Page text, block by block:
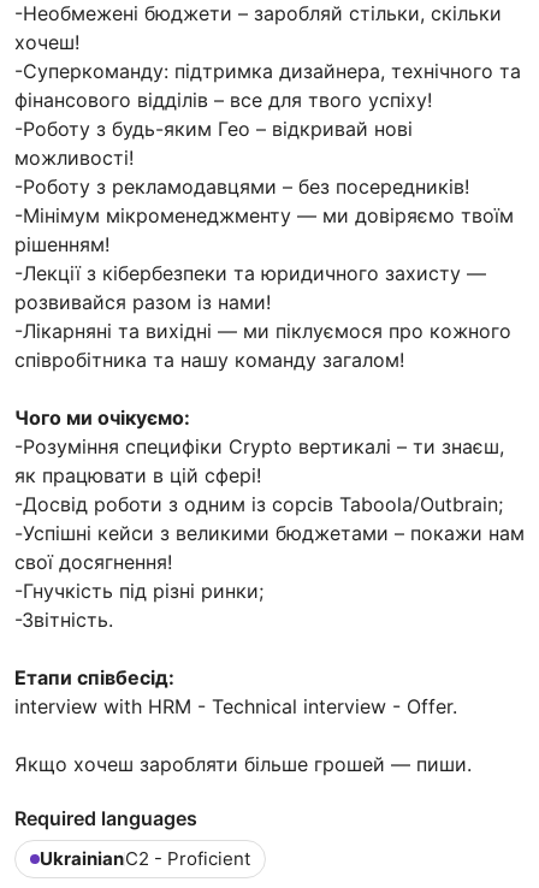
-Необмежені бюджети – заробляй стільки, скільки
хочеш!
-Суперкоманду: підтримка дизайнера, технічного та
фінансового відділів – все для твого успіху!
-Роботу з будь-яким Гео – відкривай нові
можливості!
-Роботу з рекламодавцями – без посередників!
-Мінімум мікроменеджменту — ми довіряємо твоїм
рішенням!
-Лекції з кібербезпеки та юридичного захисту —
розвивайся разом із нами!
-Лікарняні та вихідні — ми піклуємося про кожного
співробітника та нашу команду загалом!
Чого ми очікуємо:
-Розуміння специфіки Crypto вертикалі – ти знаєш,
як працювати в цій сфері!
-Досвід роботи з одним із сорсів Taboola/Outbrain;
-Успішні кейси з великими бюджетами – покажи нам
свої досягнення!
-Гнучкість під різні ринки;
-Звітність.
Етапи співбесід:
interview with HRM - Technical interview - Offer.
Якщо хочеш заробляти більше грошей — пиши.
Required languages
UkrainianC2 - Proficient